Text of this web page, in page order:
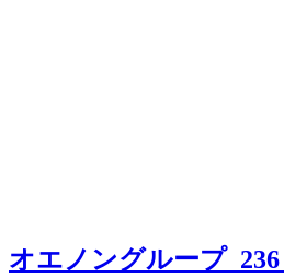
オエノングループ